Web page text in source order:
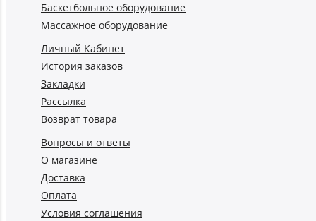
Баскетбольное оборудование
Массажное оборудование
Личный Кабинет
История заказов
Закладки
Рассылка
Возврат товара
Вопросы и ответы
О магазине
Доставка
Оплата
Условия соглашения